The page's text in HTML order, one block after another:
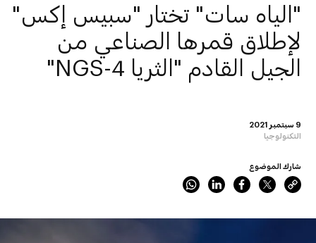
9 سبتمبر 2021
التكنولوجيا
"الياه سات" تختار "سبيس إكس"
لإطلاق قمرها الصناعي من
الجيل القادم "الثريا 4-NGS"
شارك الموضوع